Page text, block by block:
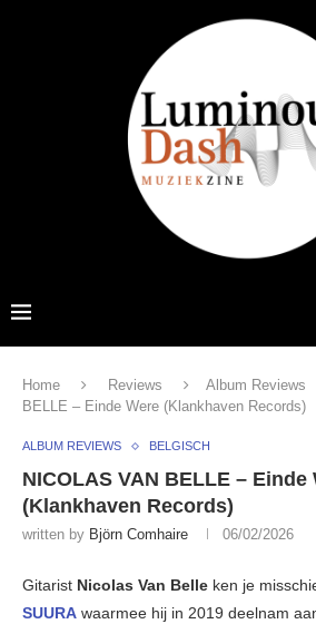
Home Reviews Album Reviews
BELLE – Einde Were (Klankhaven Records)
ALBUM REVIEWS BELGISCH
NICOLAS VAN BELLE – Einde
(Klankhaven Records)
written by Björn Comhaire 06/02/2026
Gitarist Nicolas Van Belle ken je
SUURA waarmee hij in 2019 deelnam